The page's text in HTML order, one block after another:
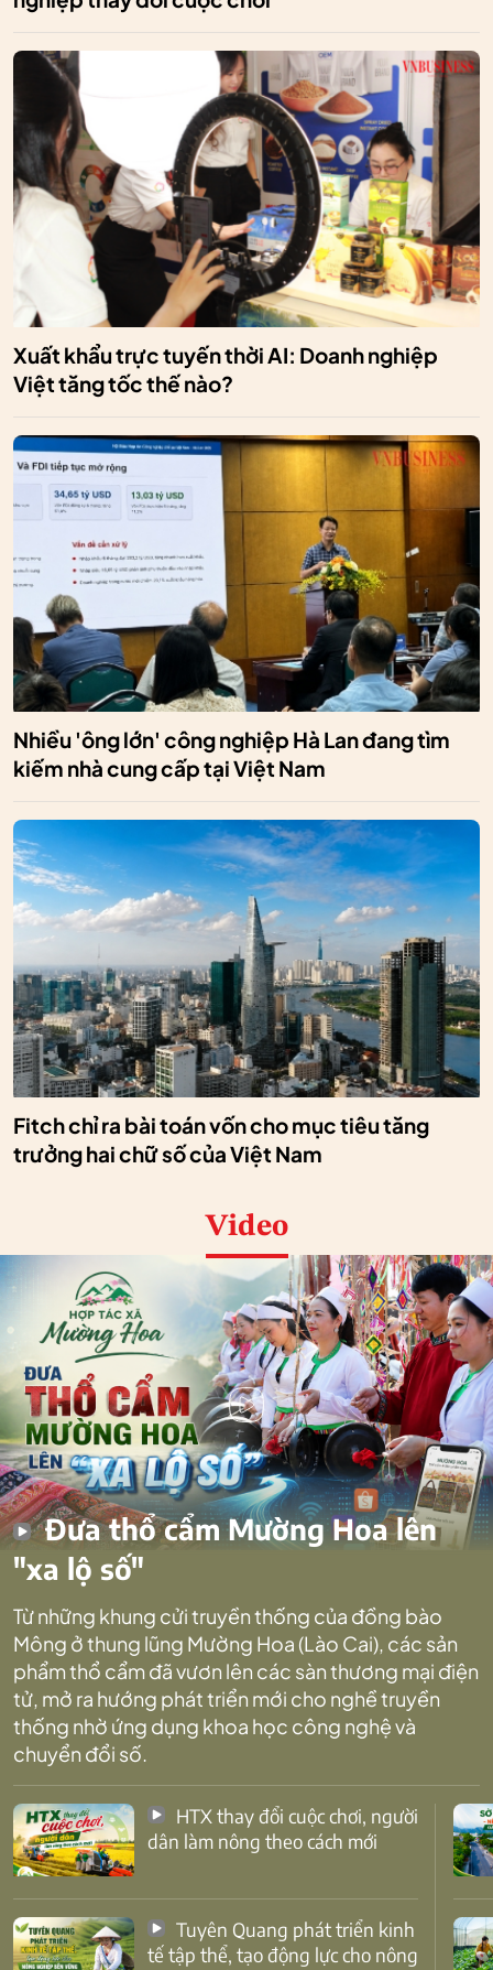
Xuất khẩu trực tuyến thời AI: Doanh nghiệp
Việt tăng tốc thế nào?
Nhiều 'ông lớn' công nghiệp Hà Lan đang tìm
kiếm nhà cung cấp tại Việt Nam
Fitch chỉ ra bài toán vốn cho mục tiêu tăng
trưởng hai chữ số của Việt Nam
Video
Đưa thổ cẩm Mường Hoa lên
"xa lộ số"
Từ những khung cửi truyền thống của đồng bào
Mông ở thung lũng Mường Hoa (Lào Cai), các sản
phẩm thổ cẩm đã vươn lên các sàn thương mại điện
tử, mở ra hướng phát triển mới cho nghề truyền
thống nhờ ứng dụng khoa học công nghệ và
chuyển đổi số.
dân làm nông theo cách mới
tế tập thể, tạo động lực cho nông